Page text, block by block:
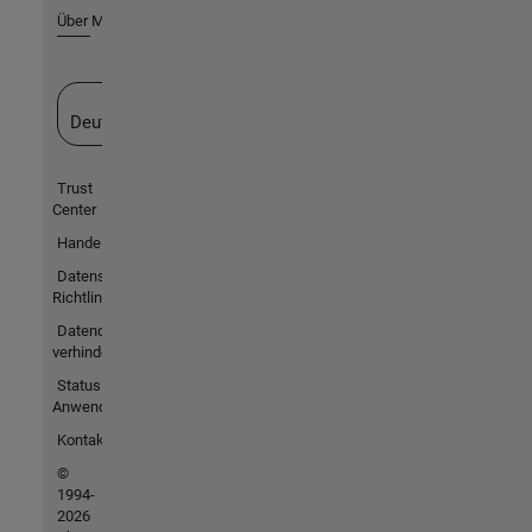
Über MathWorks
Deutschland
Trust
Center
Handelsmarken
Datenschutz-
Richtlinien
Datendiebstahl
verhindern
Status von
Anwendungen
Kontakt
©
1994-
2026